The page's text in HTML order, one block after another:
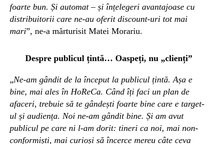
foarte bun. Și automat – și înțelegeri avantajoase cu
distribuitorii care ne-au oferit discount-uri tot mai
mari”, ne-a mărturisit Matei Morariu.
Despre publicul țintă… Oaspeți, nu „clienți”
„Ne-am gândit de la început la publicul țintă. Așa e
bine, mai ales în HoReCa. Când îți faci un plan de
afaceri, trebuie să te gândești foarte bine care e target-
ul și audiența. Noi ne-am gândit bine. Și am avut
publicul pe care ni l-am dorit: tineri ca noi, mai non-
conformiști, mai curioși să încerce mereu câte ceva